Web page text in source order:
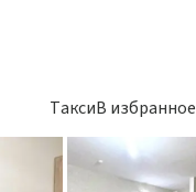
ТаксиВ избранное